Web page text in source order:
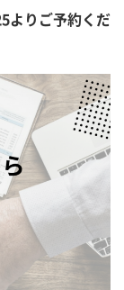
よりご予約くだ